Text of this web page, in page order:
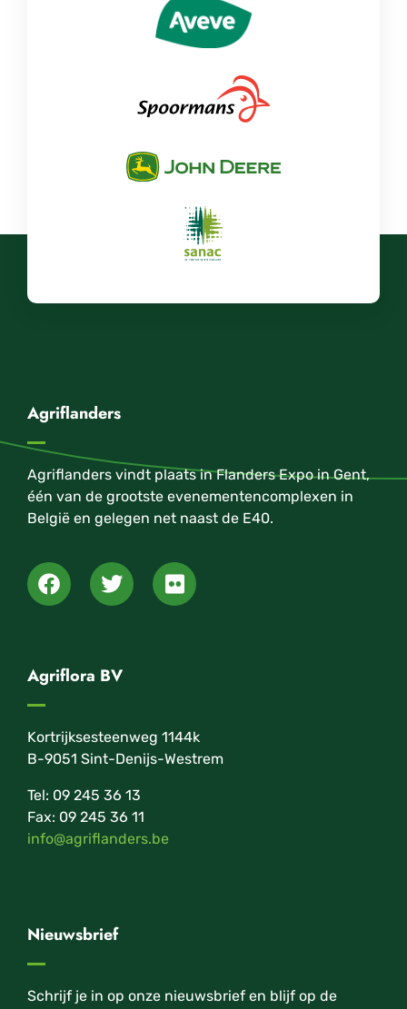
Agriflanders
Agriflanders vindt plaats in Flanders Expo in Gent,
één van de grootste evenementencomplexen in
België en gelegen net naast de E40.
Agriflora BV
Kortrijksesteenweg 1144k
B-9051 Sint-Denijs-Westrem
Tel: 09 245 36 13
Fax: 09 245 36 11
info@agriflanders.be
Nieuwsbrief
Schrijf je in op onze nieuwsbrief en blijf op de